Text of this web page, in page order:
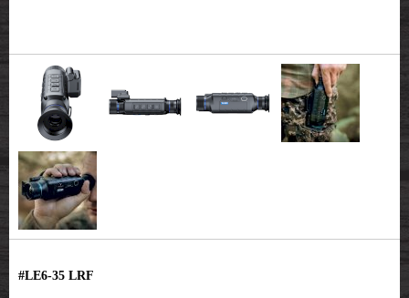
#LE6-35 LRF